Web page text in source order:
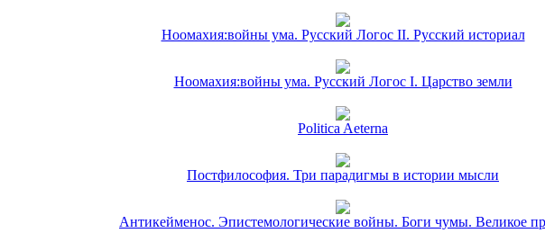
Ноомахия:войны ума. Русский Логос II. Русский историал
Ноомахия:войны ума. Русский Логос I. Царство земли
Politica Aeterna
Постфилософия. Три парадигмы в истории мысли
Антикейменос. Эпистемологические войны. Боги чумы. Великое